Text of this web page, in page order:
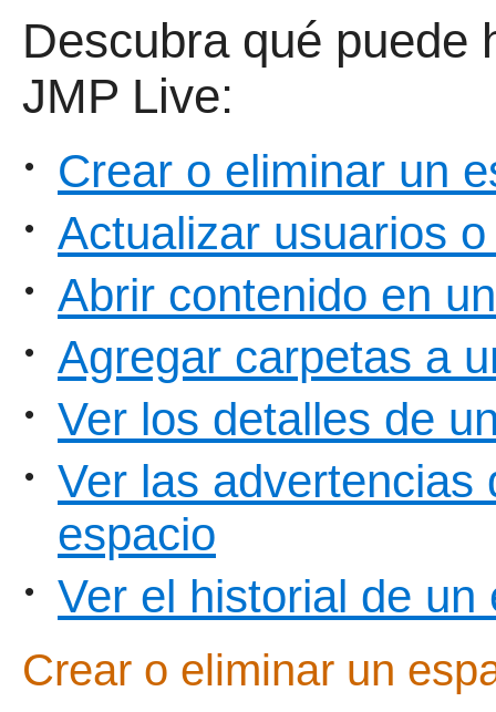
Descubra qué puede
JMP Live:
• Crear o eliminar un
• Actualizar usuarios
• Abrir contenido en
• Agregar carpetas a
• Ver los detalles de
•
Ver las advertencias
espacio
• Ver el historial de un
Crear o eliminar un